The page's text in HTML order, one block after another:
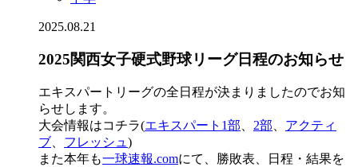
2025.08.21
2025関西女子硬式野球リーグ日程のお知らせ
エキスパートリーグの全日程が決まりましたのでお知
らせします。
大会情報はコチラ(エキスパート1部、 2部、 アクティ
ブ、 フレッシュ)
また本年も一球速報.comにて、勝敗表、日程・結果を